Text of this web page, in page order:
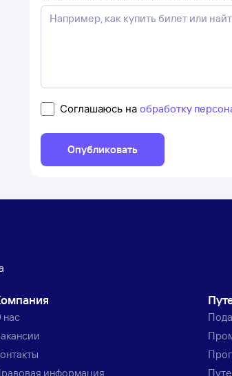
Соглашаюсь на обработку
Опубликовать
нас
информация